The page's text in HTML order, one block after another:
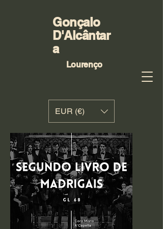
Gonçalo
D'Alcântar
a
Lourenço
EUR (€)